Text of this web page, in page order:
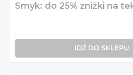
Smyk: do 25% zniżki na
IDŹ DO SKLEPU